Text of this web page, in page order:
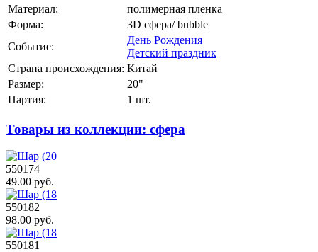
Материал:
полимерная пленка
Форма:
3D сфера/ bubble
Событие:
День Рождения
Детский праздник
Страна происхождения: Китай
Размер:
20"
Партия:
1 шт.
Товары из коллекции: сфера
550174
49.00 руб.
550182
98.00 руб.
550181